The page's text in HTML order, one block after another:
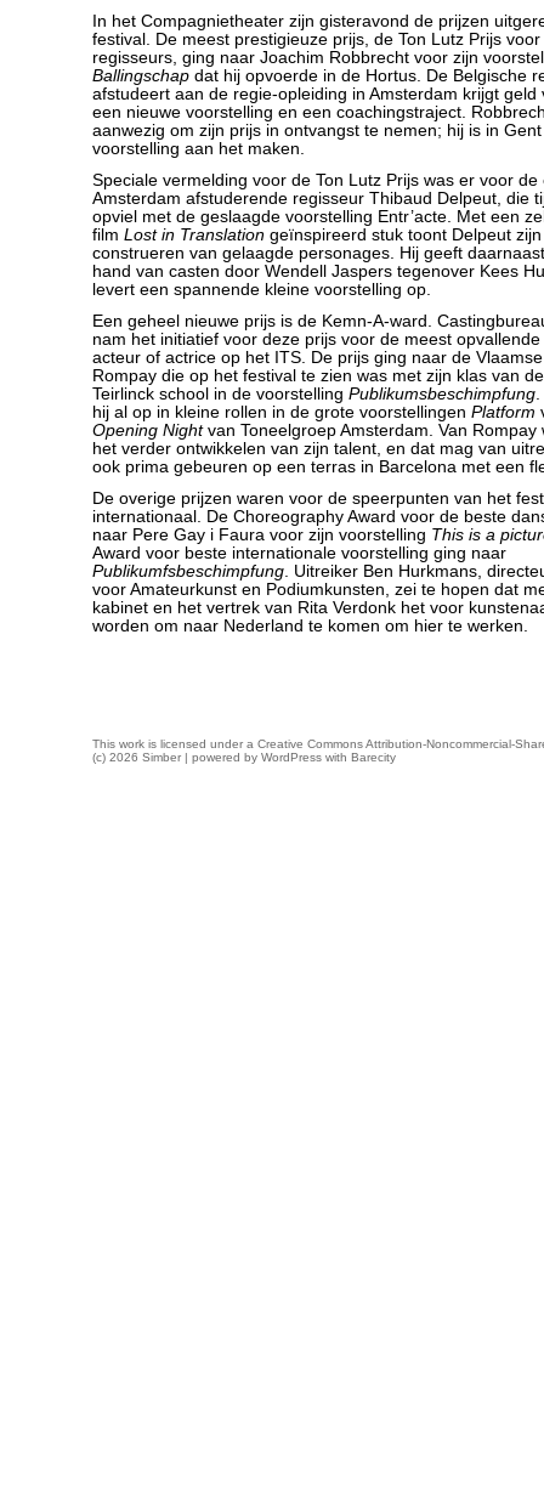
In het Compagnietheater zijn gisteravond de prijzen
festival. De meest prestigieuze prijs, de Ton Lutz Prijs
regisseurs, ging naar Joachim Robbrecht voor zijn
Ballingschap dat hij opvoerde in de Hortus. De Belgische
afstudeert aan de regie-opleiding in Amsterdam krijgt geld
een nieuwe voorstelling en een coachingstraject.
aanwezig om zijn prijs in ontvangst te nemen; hij is in
voorstelling aan het maken.
Speciale vermelding voor de Ton Lutz Prijs was er voor de
Amsterdam afstuderende regisseur Thibaud Delpeut, die
opviel met de geslaagde voorstelling Entr’acte. Met een
film Lost in Translation geïnspireerd stuk toont Delpeut
construeren van gelaagde personages. Hij geeft
hand van casten door Wendell Jaspers tegenover Kees
levert een spannende kleine voorstelling op.
Een geheel nieuwe prijs is de Kemn-A-ward.
nam het initiatief voor deze prijs voor de meest
acteur of actrice op het ITS. De prijs ging naar de
Rompay die op het festival te zien was met zijn klas van
Teirlinck school in de voorstelling Publikumsbeschimpfung
hij al op in kleine rollen in de grote voorstellingen Platform
Opening Nightvan Toneelgroep Amsterdam. Van Rompay
het verder ontwikkelen van zijn talent, en dat mag van
ook prima gebeuren op een terras in Barcelona met een
De overige prijzen waren voor de speerpunten van het
internationaal. De Choreography Award voor de beste
naar Pere Gay i Faura voor zijn voorstelling This is a
Award voor beste internationale voorstelling ging naar
Publikumfsbeschimpfung. Uitreiker Ben Hurkmans,
voor Amateurkunst en Podiumkunsten, zei te hopen dat
kabinet en het vertrek van Rita Verdonk het voor
worden om naar Nederland te komen om hier te werken.
This work is licensed under a Creative Commons Attribution-Noncommercial-
(c) 2026 Simber | powered by WordPress with Barecity